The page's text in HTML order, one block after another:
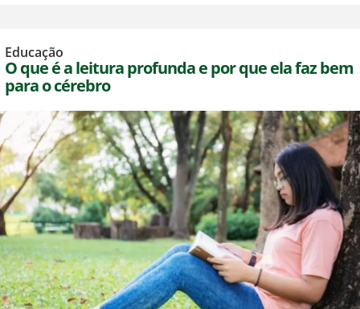
Educação
O que é a leitura profunda e por que ela faz bem
para o cérebro